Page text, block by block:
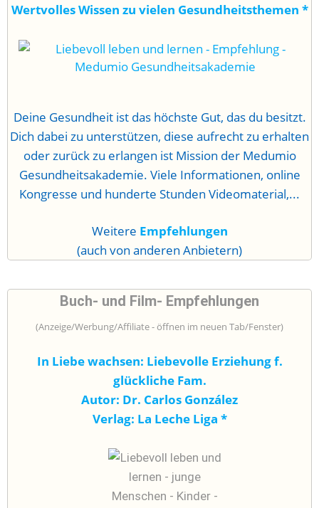
Wertvolles Wissen zu vielen Gesundheitsthemen *
Deine Gesundheit ist das höchste Gut, das du besitzt.
Dich dabei zu unterstützen, diese aufrecht zu erhalten
oder zurück zu erlangen ist Mission der Medumio
Gesundheitsakademie. Viele Informationen, online
Kongresse und hunderte Stunden Videomaterial,...
Weitere Empfehlungen
(auch von anderen Anbietern)
Buch- und Film- Empfehlungen
(Anzeige/Werbung/Affiliate - öffnen im neuen Tab/Fenster)
In Liebe wachsen: Liebevolle Erziehung f.
glückliche Fam.
Autor: Dr. Carlos González
Verlag: La Leche Liga *